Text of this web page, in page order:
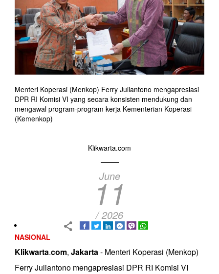
Menteri Koperasi (Menkop) Ferry Juliantono mengapresiasi
DPR RI Komisi VI yang secara konsisten mendukung dan
mengawal program-program kerja Kementerian Koperasi
(Kemenkop)
Klikwarta.com
June
11
/ 2026
NASIONAL
Klikwarta.com, Jakarta- Menteri Koperasi (Menkop)
Ferry Juliantono mengapresiasi DPR RI Komisi VI